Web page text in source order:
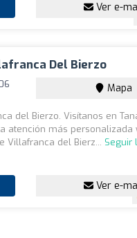
Ver e-
Del Bierzo
Mapa
del Bierzo. Visítanos en
atención más personalizada
Villafranca del Bierz... Seguir
Ver e-